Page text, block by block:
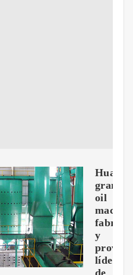
Huatai
oil
y
líder
de